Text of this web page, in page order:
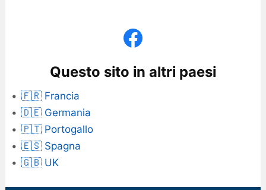
Questo sito in altri paesi
🇫🇷 Francia
🇩🇪 Germania
🇵🇹 Portogallo
🇪🇸 Spagna
🇬🇧 UK